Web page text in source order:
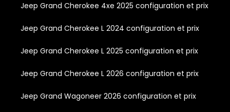
Jeep Grand Cherokee 4xe 2025 configuration et prix
Jeep Grand Cherokee L 2024 configuration et prix
Jeep Grand Cherokee L 2025 configuration et prix
Jeep Grand Cherokee L 2026 configuration et prix
Jeep Grand Wagoneer 2026 configuration et prix